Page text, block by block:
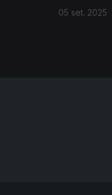
05 set. 2025